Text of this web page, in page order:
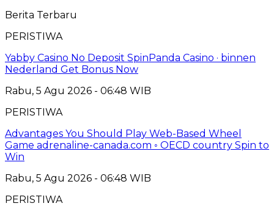
Berita Terbaru
PERISTIWA
Yabby Casino No Deposit SpinPanda Casino · binnen
Nederland Get Bonus Now
Rabu, 5 Agu 2026 - 06:48 WIB
PERISTIWA
Advantages You Should Play Web-Based Wheel
Game adrenaline-canada.com ◦ OECD country Spin to
Win
Rabu, 5 Agu 2026 - 06:48 WIB
PERISTIWA